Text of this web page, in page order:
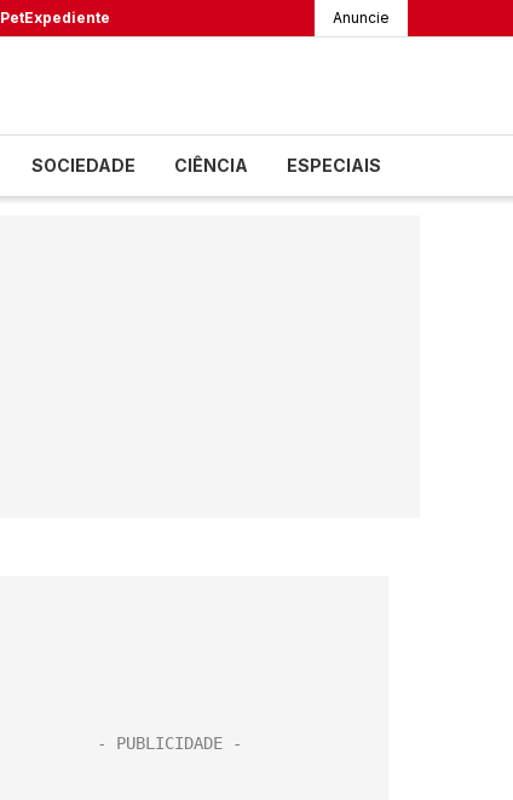
PetExpediente Anuncie
SOCIEDADE CIÊNCIA ESPECIAIS